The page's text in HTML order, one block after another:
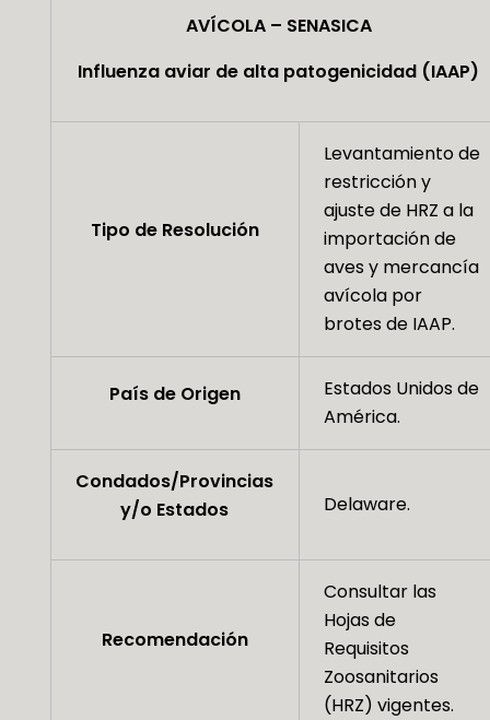
AVÍCOLA – SENASICA
Influenza aviar de alta patogenicidad (IAAP)
Tipo de Resolución
Levantamiento de
restricción y
ajuste de HRZ a la
importación de
aves y mercancía
avícola por
brotes de IAAP.
País de Origen
Estados Unidos de
América.
Condados/Provincias
y/o Estados
Delaware.
Recomendación
Consultar las
Hojas de
Requisitos
Zoosanitarios
(HRZ) vigentes.